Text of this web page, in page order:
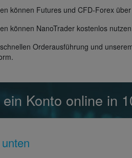
können Futures und CFD-Forex
können NanoTrader kostenlos
Orderausführung und
Konto online in